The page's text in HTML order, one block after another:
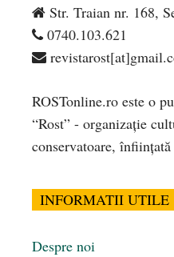
Str. Traian nr. 168,
0740.103.621
ROSTonline.ro este o
“Rost” - organizaţie
conservatoare,
INFORMATII UTILE
Despre noi